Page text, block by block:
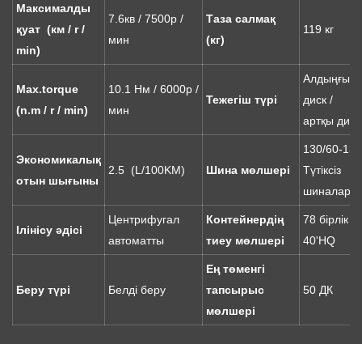
Максималды
қуат (км / r /
min)
7.6кв / 7500р /
мин
Таза салмақ
(кг)
119 кг
Max.torque
(n.m / r / min)
10.1 Нм / 6000р /
мин
Тежегіш түрі
Алдыңғы
диск /
артқы диск
Экономикалық
отын шығыны
2.5 (L/100KM) Шина мөлшері
130/60-13
Түтіксіз
шиналар
Ілінісу әдісі
Центрифугал
автоматты
Контейнердің
тиеу мөлшері
78 бірлік /
40'HQ
Беру түрі Белді беру
Ең төменгі
тапсырыс
мөлшері
50 ДК